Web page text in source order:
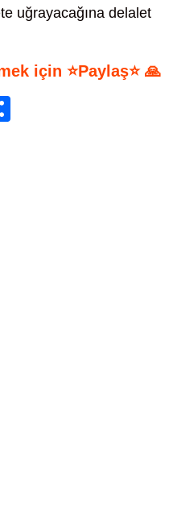
uğrayacağına delalet
için ⭐Paylaş⭐ 🙏